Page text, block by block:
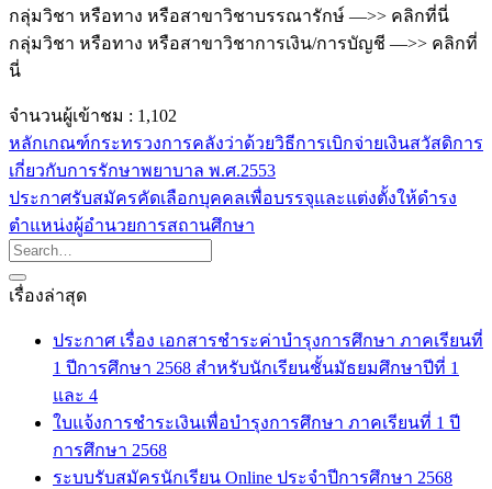
กลุ่มวิชา หรือทาง หรือสาขาวิชาบรรณารักษ์ —>> คลิกที่นี่
กลุ่มวิชา หรือทาง หรือสาขาวิชาการเงิน/การบัญชี —>> คลิกที่
นี่
จำนวนผู้เข้าชม : 1,102
หลักเกณฑ์กระทรวงการคลังว่าด้วยวิธีการเบิกจ่ายเงินสวัสดิการ
เกี่ยวกับการรักษาพยาบาล พ.ศ.2553
ประกาศรับสมัครคัดเลือกบุคคลเพื่อบรรจุและแต่งตั้งให้ดำรง
ตำแหน่งผู้อำนวยการสถานศึกษา
เรื่องล่าสุด
ประกาศ เรื่อง เอกสารชำระค่าบำรุงการศึกษา ภาคเรียนที่
1 ปีการศึกษา 2568 สำหรับนักเรียนชั้นมัธยมศึกษาปีที่ 1
และ 4
ใบแจ้งการชำระเงินเพื่อบำรุงการศึกษา ภาคเรียนที่ 1 ปี
การศึกษา 2568
ระบบรับสมัครนักเรียน Online ประจำปีการศึกษา 2568